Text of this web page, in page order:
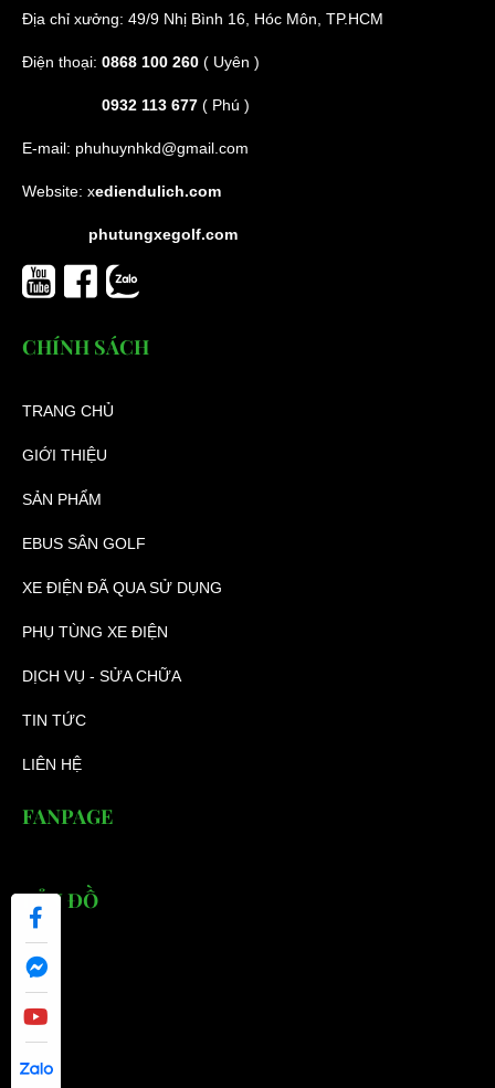
Địa chỉ xưởng: 49/9 Nhị Bình 16, Hóc Môn, TP.HCM
Điện thoại: 0868 100 260 ( Uyên )
0932 113 677 ( Phú )
E-mail: phuhuynhkd@gmail.com
Website: xediendulich.com
phutungxegolf.com
CHÍNH SÁCH
TRANG CHỦ
GIỚI THIỆU
SẢN PHẨM
EBUS SÂN GOLF
XE ĐIỆN ĐÃ QUA SỬ DỤNG
PHỤ TÙNG XE ĐIỆN
DỊCH VỤ - SỬA CHỮA
TIN TỨC
LIÊN HỆ
FANPAGE
BẢN ĐỒ